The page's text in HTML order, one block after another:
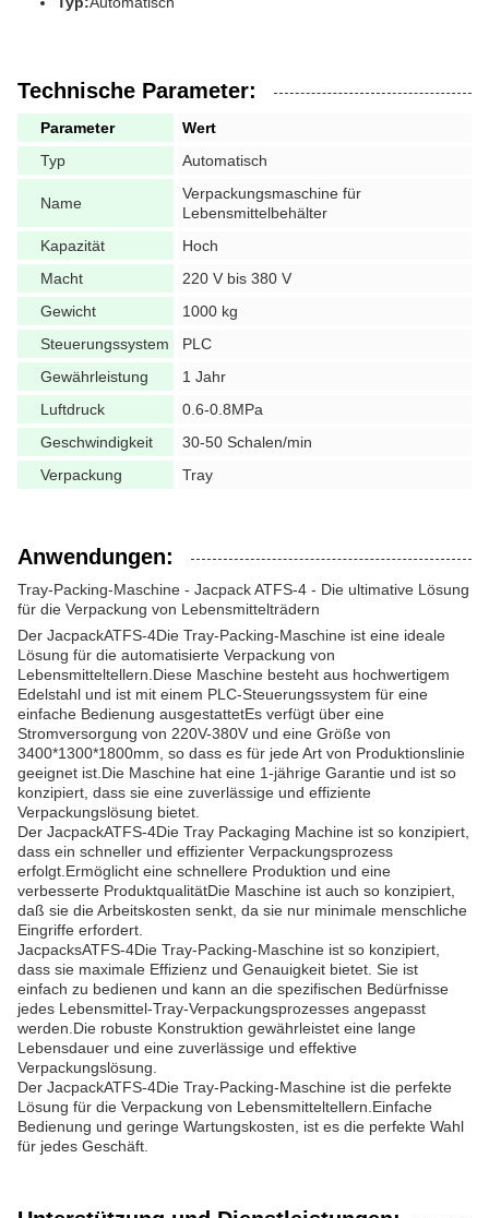
Technische Parameter:
Parameter
Wert
Typ
Automatisch
Name
Verpackungsmaschine für
Lebensmittelbehälter
Kapazität
Hoch
Macht
220 V bis 380 V
Gewicht
1000 kg
Steuerungssystem
PLC
Gewährleistung
1 Jahr
Luftdruck
0.6-0.8MPa
Geschwindigkeit
30-50 Schalen/min
Verpackung
Tray
Anwendungen:
Tray-Packing-Maschine - Jacpack ATFS-4 - Die ultimative Lösung
für die Verpackung von Lebensmittelträdern
Der JacpackATFS-4Die Tray-Packing-Maschine ist eine ideale
Lösung für die automatisierte Verpackung von
Lebensmitteltellern.Diese Maschine besteht aus hochwertigem
Edelstahl und ist mit einem PLC-Steuerungssystem für eine
einfache Bedienung ausgestattetEs verfügt über eine
Stromversorgung von 220V-380V und eine Größe von
3400*1300*1800mm, so dass es für jede Art von Produktionslinie
geeignet ist.Die Maschine hat eine 1-jährige Garantie und ist so
konzipiert, dass sie eine zuverlässige und effiziente
Verpackungslösung bietet.
Der JacpackATFS-4Die Tray Packaging Machine ist so konzipiert,
dass ein schneller und effizienter Verpackungsprozess
erfolgt.Ermöglicht eine schnellere Produktion und eine
verbesserte ProduktqualitätDie Maschine ist auch so konzipiert,
daß sie die Arbeitskosten senkt, da sie nur minimale menschliche
Eingriffe erfordert.
JacpacksATFS-4Die Tray-Packing-Maschine ist so konzipiert,
dass sie maximale Effizienz und Genauigkeit bietet. Sie ist
einfach zu bedienen und kann an die spezifischen Bedürfnisse
jedes Lebensmittel-Tray-Verpackungsprozesses angepasst
werden.Die robuste Konstruktion gewährleistet eine lange
Lebensdauer und eine zuverlässige und effektive
Verpackungslösung.
Der JacpackATFS-4Die Tray-Packing-Maschine ist die perfekte
Lösung für die Verpackung von Lebensmitteltellern.Einfache
Bedienung und geringe Wartungskosten, ist es die perfekte Wahl
für jedes Geschäft.